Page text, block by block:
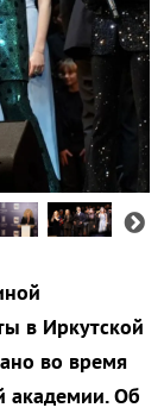
в Иркутской
во время
академии. Об